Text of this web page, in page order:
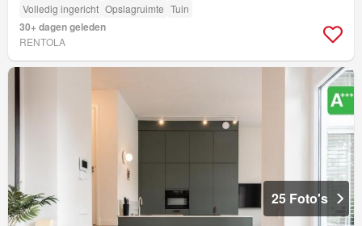
Volledig ingericht Opslagruimte Tuin
30+ dagen geleden
RENTOLA
25 Foto's